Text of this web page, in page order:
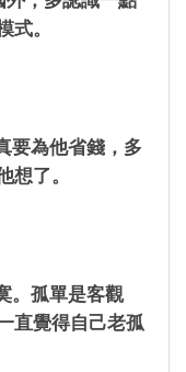
式。
要為他省錢，多
想了。
。孤單是客觀
直覺得自己老孤